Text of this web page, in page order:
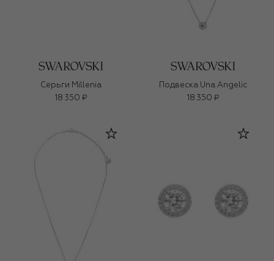
Серьги Millenia
18 350 ₽
Подвеска Una Angelic
18 350 ₽